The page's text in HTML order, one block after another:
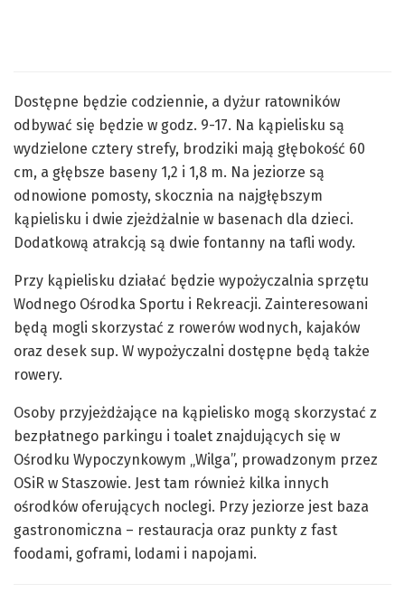
Dostępne będzie codziennie, a dyżur ratowników
odbywać się będzie w godz. 9-17. Na kąpielisku są
wydzielone cztery strefy, brodziki mają głębokość 60
cm, a głębsze baseny 1,2 i 1,8 m. Na jeziorze są
odnowione pomosty, skocznia na najgłębszym
kąpielisku i dwie zjeżdżalnie w basenach dla dzieci.
Dodatkową atrakcją są dwie fontanny na tafli wody.
Przy kąpielisku działać będzie wypożyczalnia sprzętu
Wodnego Ośrodka Sportu i Rekreacji. Zainteresowani
będą mogli skorzystać z rowerów wodnych, kajaków
oraz desek sup. W wypożyczalni dostępne będą także
rowery.
Osoby przyjeżdżające na kąpielisko mogą skorzystać z
bezpłatnego parkingu i toalet znajdujących się w
Ośrodku Wypoczynkowym „Wilga”, prowadzonym przez
OSiR w Staszowie. Jest tam również kilka innych
ośrodków oferujących noclegi. Przy jeziorze jest baza
gastronomiczna – restauracja oraz punkty z fast
foodami, goframi, lodami i napojami.